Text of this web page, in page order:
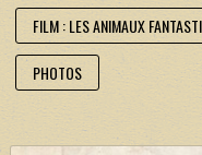
FILM : LES ANIMAUX
PHOTOS